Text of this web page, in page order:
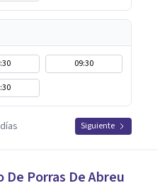
09:30
Siguiente
De Porras De Abreu